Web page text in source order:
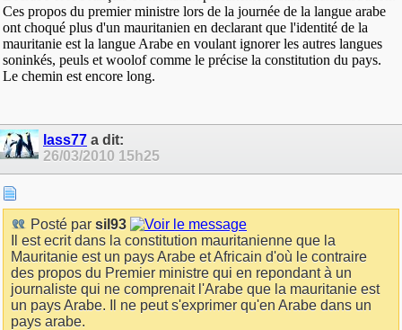
Ces propos du premier ministre lors de la journée de la langue arabe
ont choqué plus d'un mauritanien en declarant que l'identité de la
mauritanie est la langue Arabe en voulant ignorer les autres langues
soninkés, peuls et woolof comme le précise la constitution du pays.
Le chemin est encore long.
lass77 a dit:
26/03/2010 15h25
Posté par sil93
Il est ecrit dans la constitution mauritanienne que la
Mauritanie est un pays Arabe et Africain d'où le contraire
des propos du Premier ministre qui en repondant à un
journaliste qui ne comprenait l'Arabe que la mauritanie est
un pays Arabe. Il ne peut s'exprimer qu'en Arabe dans un
pays arabe.